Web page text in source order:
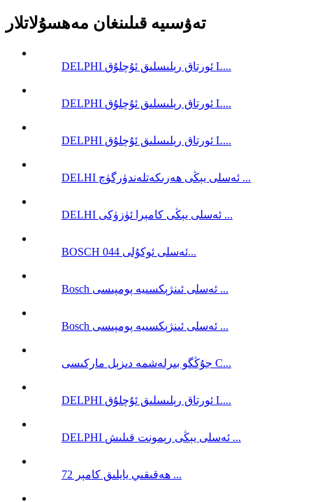
تەۋسىيە قىلىنغان مەھسۇلاتلار
DELPHI ئورتاق رېلىسلىق ئۇچلۇق L...
DELPHI ئورتاق رېلىسلىق ئۇچلۇق L...
DELPHI ئورتاق رېلىسلىق ئۇچلۇق L...
DELHI ئەسلى يېڭى ھەرىكەتلەندۈرگۈچ ...
DELHI ئەسلى يېڭى كامېرا ئۈزۈكى ...
BOSCH ئەسلى ئوكۇلى 044...
Bosch ئەسلى ئىنژېكسىيە پومپىسى ...
Bosch ئەسلى ئىنژېكسىيە پومپىسى ...
جۇڭگو بىرلەشمە دىزېل ماركىسى C...
DELPHI ئورتاق رېلىسلىق ئۇچلۇق L...
DELPHI ئەسلى يېڭى رېمونت قىلىش ...
ھەقىقىي يايلىق كامېر 72 ...